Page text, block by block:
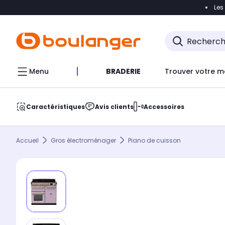
Accéder
Menu BRADERIE Trouver votre
Caractéristiques Avis clients Accessoires
Accueil Gros électroménager Piano de cuisson